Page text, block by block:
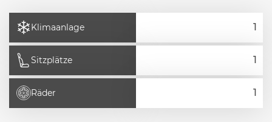
Klimaanlage
Sitzplätze
Räder